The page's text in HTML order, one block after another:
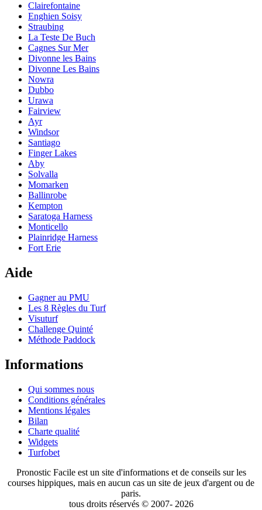
Clairefontaine
Enghien Soisy
Straubing
La Teste De Buch
Cagnes Sur Mer
Divonne les Bains
Divonne Les Bains
Nowra
Dubbo
Urawa
Fairview
Ayr
Windsor
Santiago
Finger Lakes
Aby
Solvalla
Momarken
Ballinrobe
Kempton
Saratoga Harness
Monticello
Plainridge Harness
Fort Erie
Aide
Gagner au PMU
Les 8 Règles du Turf
Visuturf
Challenge Quinté
Méthode Paddock
Informations
Qui sommes nous
Conditions générales
Mentions légales
Bilan
Charte qualité
Widgets
Turfobet
Pronostic Facile est un site d'informations et de conseils sur les
courses hippiques, mais en aucun cas un site de jeux d'argent ou de
paris.
tous droits réservés © 2007- 2026